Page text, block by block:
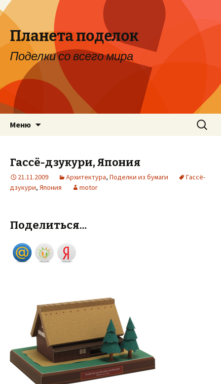
Планета поделок
Поделки со всего мира
Меню Найти:
Гассё-дзукури, Япония
21.11.2009 Архитектура, Поделки из бумаги
Гассё-
дзукури, Япония motor
Поделиться...